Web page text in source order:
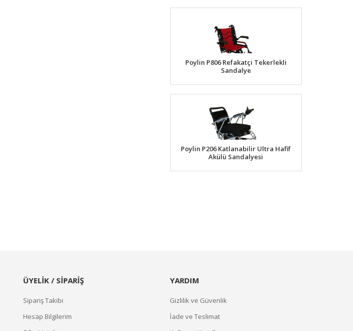
Poylin P806 Refakatçi Tekerlekli
Sandalye
Poylin P206 Katlanabilir Ultra Hafif
Akülü Sandalyesi
ÜYELİK / SİPARİŞ
Sipariş Takibi
Hesap Bilgilerim
YARDIM
Gizlilik ve Güvenlik
İade ve Teslimat